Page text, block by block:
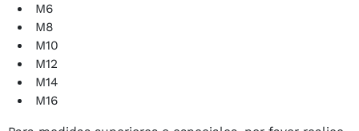
M6
M8
M10
M12
M14
M16